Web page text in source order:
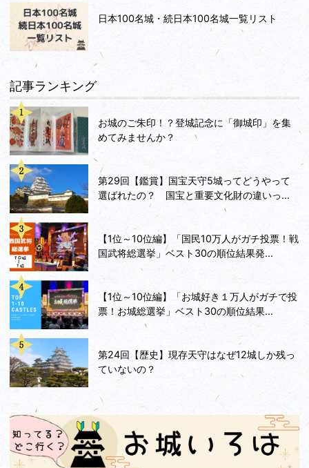
日本100名城・続日本100名城一覧リスト
記事ランキング
お城のご朱印！？登城記念に「御城印」を集
めてみませんか？
第29回【鑑賞】国宝天守5城ってどうやって
選ばれたの？ 国宝と重要文化財の違いっ...
【1位～10位編】「国民10万人がガチ投票！戦
国武将総選挙」ベスト30の順位結果発...
【1位～10位編】「お城好き１万人がガチで投
票！お城総選挙」ベスト30の順位結果...
第24回【歴史】現存天守はなぜ12城しか残っ
ていないの？